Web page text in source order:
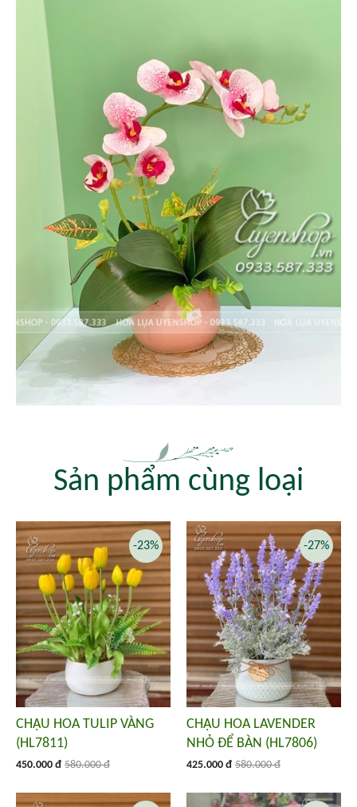
Sản phẩm cùng loại
CHẬU HOA TULIP VÀNG
(HL7811)
450.000 đ 580.000 đ
-23%
CHẬU HOA LAVENDER
NHỎ ĐỂ BÀN (HL7806)
425.000 đ 580.000 đ
-27%